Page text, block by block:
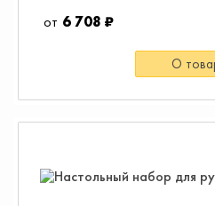
6 708 ₽
О